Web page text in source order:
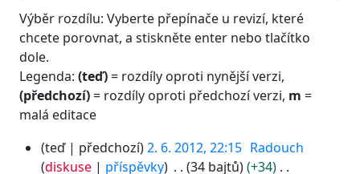
Výběr rozdílu: Vyberte přepínače u revizí, které
chcete porovnat, a stiskněte enter nebo tlačítko
dole.
Legenda: (teď)= rozdíly oproti nynější verzi,
(předchozí)= rozdíly oproti předchozí verzi, m =
malá editace
2
teď předchozí 2. 6. 2012, 22:15 Radouch
diskuse
příspěvky 34 bajtů +34